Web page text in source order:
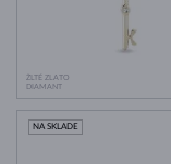
ŽLTÉ ZLATO
DIAMANT
NA SKLADE